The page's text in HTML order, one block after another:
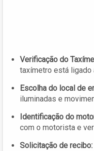
Verificação do
taxímetro está ligado
Escolha do local de
iluminadas e
Identificação do
com o motorista e
Solicitação de recibo: